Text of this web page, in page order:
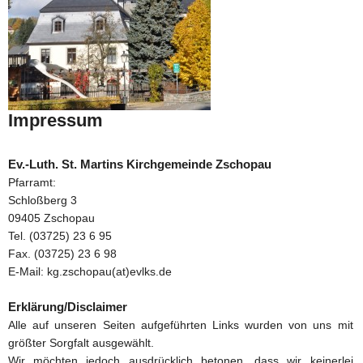
Impressum
Ev.-Luth. St. Martins Kirchgemeinde Zschopau
Pfarramt:
Schloßberg 3
09405 Zschopau
Tel. (03725) 23 6 95
Fax. (03725) 23 6 98
E-Mail: kg.zschopau(at)evlks.de
Erklärung/Disclaimer
Alle auf unseren Seiten aufgeführten Links wurden von uns mit
größter Sorgfalt ausgewählt.
Wir möchten jedoch ausdrücklich betonen, dass wir keinerlei